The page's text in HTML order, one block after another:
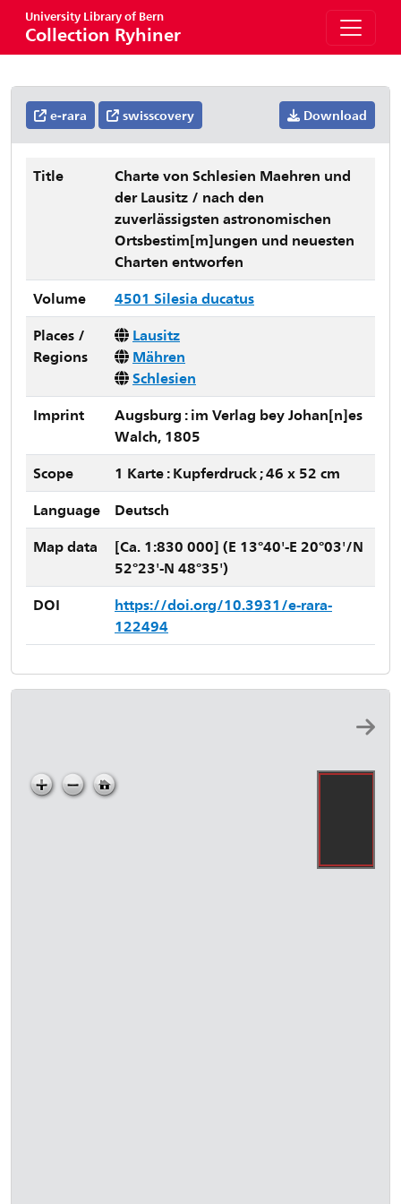
University Library of Bern
Collection Ryhiner
e-rara swisscovery Download
Title
Charte von Schlesien Maehren und
der Lausitz / nach den
zuverlässigsten astronomischen
Ortsbestim[m]ungen und neuesten
Charten entworfen
Volume
4501 Silesia ducatus
Places /
Regions
Lausitz
Mähren
Schlesien
Imprint
Augsburg : im Verlag bey Johan[n]es
Walch, 1805
Scope
1 Karte : Kupferdruck ; 46 x 52 cm
Language
Deutsch
Map data
[Ca. 1:830 000] (E 13°40'-E 20°03'/N
52°23'-N 48°35')
DOI
https://doi.org/10.3931/e-rara-
122494